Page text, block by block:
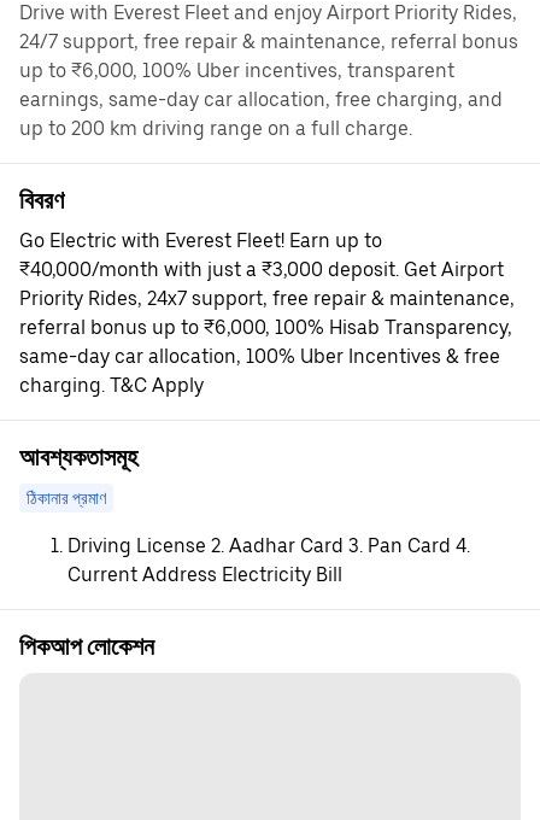
Drive with Everest Fleet and enjoy Airport Priority Rides,
24/7 support, free repair & maintenance, referral bonus
up to ₹6,000, 100% Uber incentives, transparent
earnings, same-day car allocation, free charging, and
up to 200 km driving range on a full charge.
বিবরণ
Go Electric with Everest Fleet! Earn up to
₹40,000/month with just a ₹3,000 deposit. Get Airport
Priority Rides, 24x7 support, free repair & maintenance,
referral bonus up to ₹6,000, 100% Hisab Transparency,
same-day car allocation, 100% Uber Incentives & free
charging. T&C Apply
আবশ্যকতাসমূহ
ঠিকানার প্রমাণ
Driving License 2. Aadhar Card 3. Pan Card 4.
Current Address Electricity Bill
পিকআপ লোকেশন